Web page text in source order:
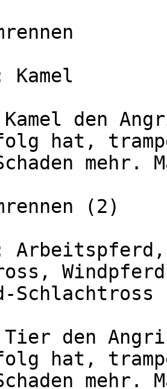
Kamel den
hat,
(2)
Schlachtross
Tier den
hat,